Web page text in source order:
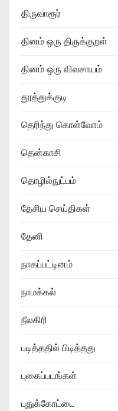
திருவாரூர்
தினம் ஒரு திருக்குறள்
தினம் ஒரு விவசாயம்
தூத்துக்குடி
தெரிந்து கொள்வோம்
தென்காசி
தொழில்நுட்பம்
தேசிய செய்திகள்
தேனி
நாகப்பட்டினம்
நாமக்கல்
நீலகிரி
படித்ததில் பிடித்தது
புகைப்படங்கள்
புதுக்கோட்டை